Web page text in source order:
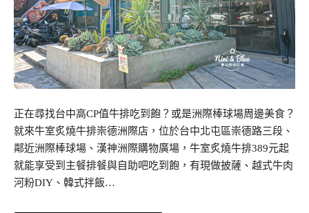
正在尋找台中高CP值牛排吃到飽？或是洲際棒球場周邊美食？
就來牛室炙燒牛排崇德洲際店，位於台中北屯區崇德路三段、
鄰近洲際棒球場、漢神洲際購物廣場，牛室炙燒牛排389元起
就能享受到主餐排餐與自助吧吃到飽，有現做披薩、越式牛肉
河粉DIY、韓式拌飯…